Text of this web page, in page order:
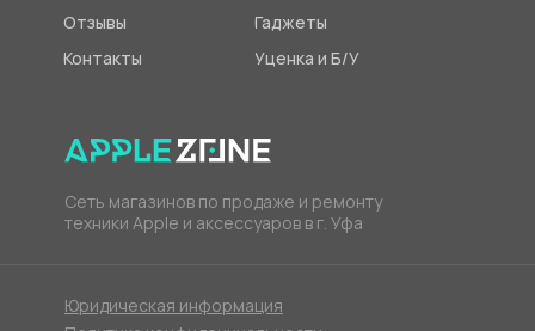
Сеть магазинов по продаже и ремонту
техники Apple и аксессуаров в г. Уфа
Отзывы
Контакты
Юридическая информация
Гаджеты
Уценка и Б/У